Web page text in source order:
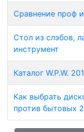
Сравнение проф
Стол из слэбов,
инструмент
Каталог W.P.W.
Как выбрать
против бытовых